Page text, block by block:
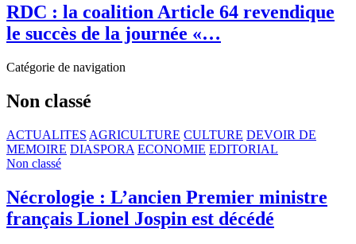
RDC : la coalition Article 64 revendique
le succès de la journée «…
Catégorie de navigation
Non classé
ACTUALITES AGRICULTURE CULTURE DEVOIR DE
MEMOIRE DIASPORA ECONOMIE EDITORIAL
Non classé
Nécrologie : L’ancien Premier ministre
français Lionel Jospin est décédé